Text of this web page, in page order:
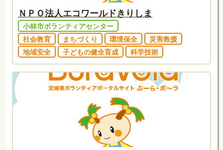
ＮＰＯ法人エコワールドきりしま
小林市ボランティアセンター
社会教育
まちづくり 環境保全
災害救援
地域安全
子どもの健全育成 科学技術